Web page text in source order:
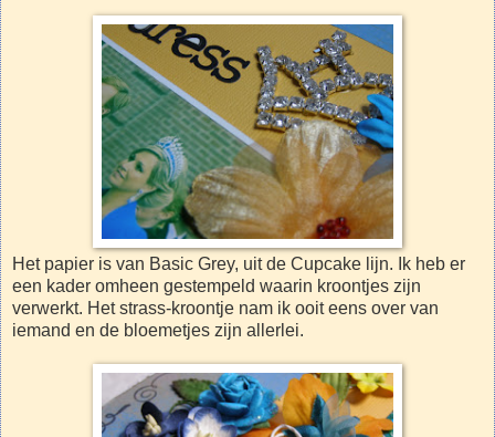
Het papier is van Basic Grey, uit de Cupcake lijn. Ik heb er
een kader omheen gestempeld waarin kroontjes zijn
verwerkt. Het strass-kroontje nam ik ooit eens over van
iemand en de bloemetjes zijn allerlei.